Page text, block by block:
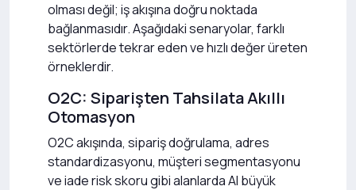
olması değil; iş akışına doğru noktada
bağlanmasıdır. Aşağıdaki senaryolar, farklı
sektörlerde tekrar eden ve hızlı değer üreten
örneklerdir.
O2C: Siparişten Tahsilata Akıllı
Otomasyon
O2C akışında, sipariş doğrulama, adres
standardizasyonu, müşteri segmentasyonu
ve iade risk skoru gibi alanlarda AI büyük